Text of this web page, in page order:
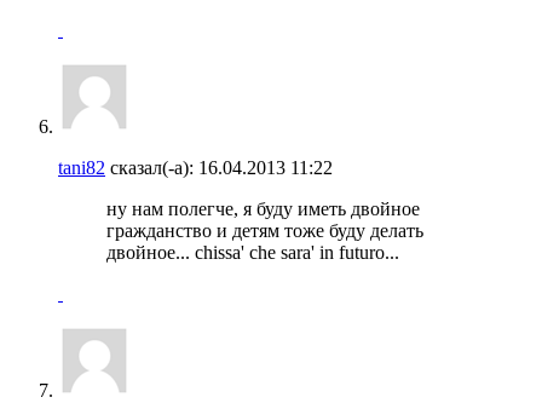
tani82 сказал(-а): 16.04.2013 11:22
ну нам полегче, я буду иметь двойное
гражданство и детям тоже буду делать
двойное... chissa' che sara' in futuro...